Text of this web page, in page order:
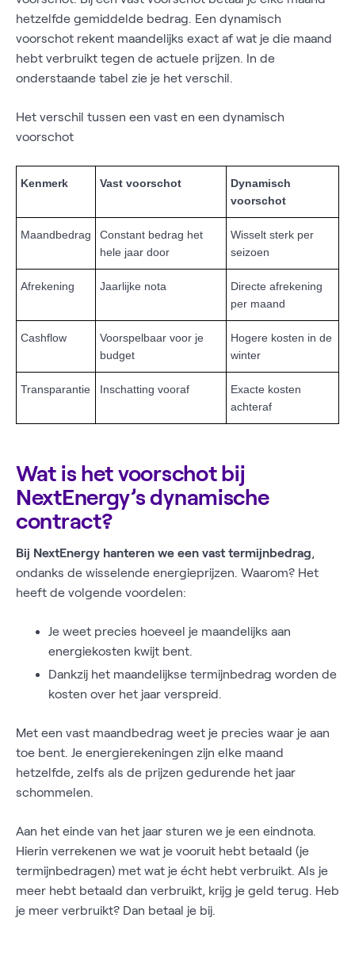
hetzelfde gemiddelde bedrag. Een dynamisch
voorschot rekent maandelijks exact af wat je die maand
hebt verbruikt tegen de actuele prijzen. In de
onderstaande tabel zie je het verschil.
Het verschil tussen een vast en een dynamisch
voorschot
Kenmerk Vast voorschot
Dynamisch
voorschot
Maandbedrag
Constant bedrag het
hele jaar door
Wisselt sterk per
seizoen
Afrekening Jaarlijke nota
Directe afrekening
per maand
Cashflow
Voorspelbaar voor je
budget
Hogere kosten in de
winter
Transparantie Inschatting vooraf
Exacte kosten
achteraf
Wat is het voorschot bij
NextEnergy’s dynamische
contract?
Bij NextEnergy hanteren we een vast termijnbedrag,
ondanks de wisselende energieprijzen. Waarom? Het
heeft de volgende voordelen:
Je weet precies hoeveel je maandelijks aan
energiekosten kwijt bent.
Dankzij het maandelijkse termijnbedrag worden de
kosten over het jaar verspreid.
Met een vast maandbedrag weet je precies waar je aan
toe bent. Je energierekeningen zijn elke maand
hetzelfde, zelfs als de prijzen gedurende het jaar
schommelen.
Aan het einde van het jaar sturen we je een eindnota.
Hierin verrekenen we wat je vooruit hebt betaald (je
termijnbedragen) met wat je écht hebt verbruikt. Als je
meer hebt betaald dan verbruikt, krijg je geld terug. Heb
je meer verbruikt? Dan betaal je bij.